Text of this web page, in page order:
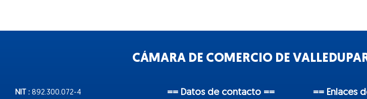
CÁMARA DE COMERCIO DE
NIT : 892.300.072-4 == Datos de contacto == == Enlaces